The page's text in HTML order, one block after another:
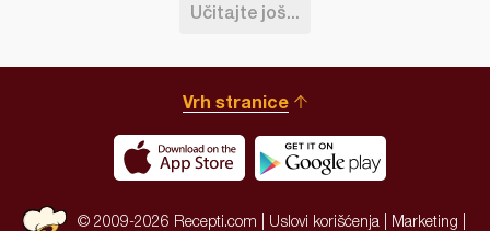
Učitajte još...
Vrh stranice
© 2009-2026 Recepti.com | Uslovi korišćenja Marketing